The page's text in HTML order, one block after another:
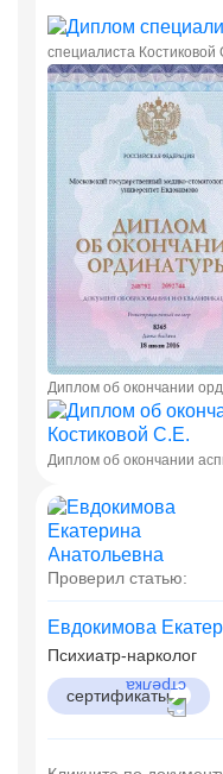
специалиста Костиковой
Диплом об окончании
Диплом об окончании
Проверил статью:
Евдокимова
Психиатр-нарколог
сертификаты